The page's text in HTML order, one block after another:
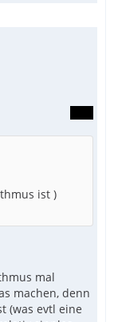
ist )
mal
machen, denn
(was evtl eine